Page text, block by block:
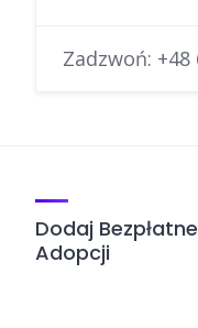
Zadzwoń: +48
Dodaj
Adopcji